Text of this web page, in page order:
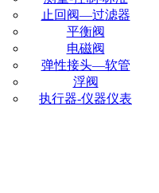
止回阀—过滤器
平衡阀
电磁阀
弹性接头—软管
浮阀
执行器-仪器仪表